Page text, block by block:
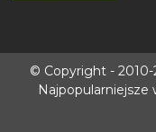
© Copyright - 2010-
Najpopularniejsze